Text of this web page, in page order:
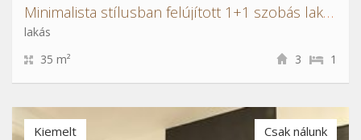
Minimalista stílusban felújított 1+1 szobás lakás a XVII. kerületben
lakás
35 m²
1
3
Kiemelt Csak nálunk